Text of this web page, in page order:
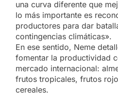
una curva diferente que
lo más importante es
productores para dar
contingencias climáticas».
En ese sentido, Neme
fomentar la productividad
mercado internacional:
frutos tropicales, frutos
cereales.